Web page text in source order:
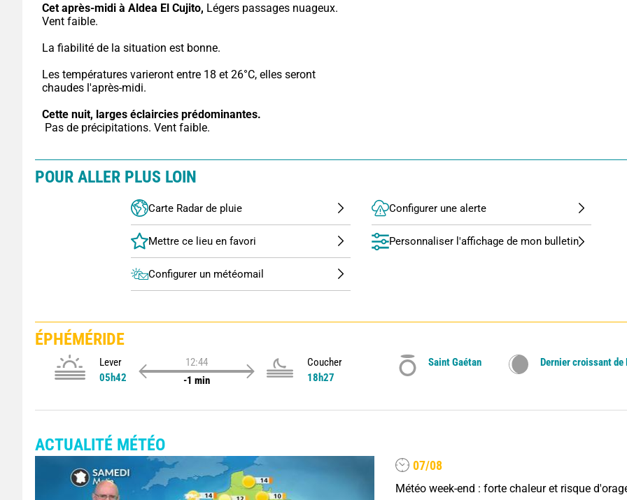
Cet après-midi à Aldea El Cujito, Légers passages nuageux.
Vent faible.
La fiabilité de la situation est bonne.
Les températures varieront entre 18 et 26°C, elles seront
chaudes l'après-midi.
Cette nuit, larges éclaircies prédominantes.
Pas de précipitations. Vent faible.
POUR ALLER PLUS LOIN
Carte Radar de pluie
Configurer un météomail
Configurer une alerte
Personnaliser l'affichage de mon bulletin
ÉPHÉMÉRIDE
Lever
05h42
12:44
-1 min
Coucher
18h27
Saint Gaétan Dernier croissant de
ACTUALITÉ MÉTÉO
07/08
Météo week-end : forte chaleur et risque